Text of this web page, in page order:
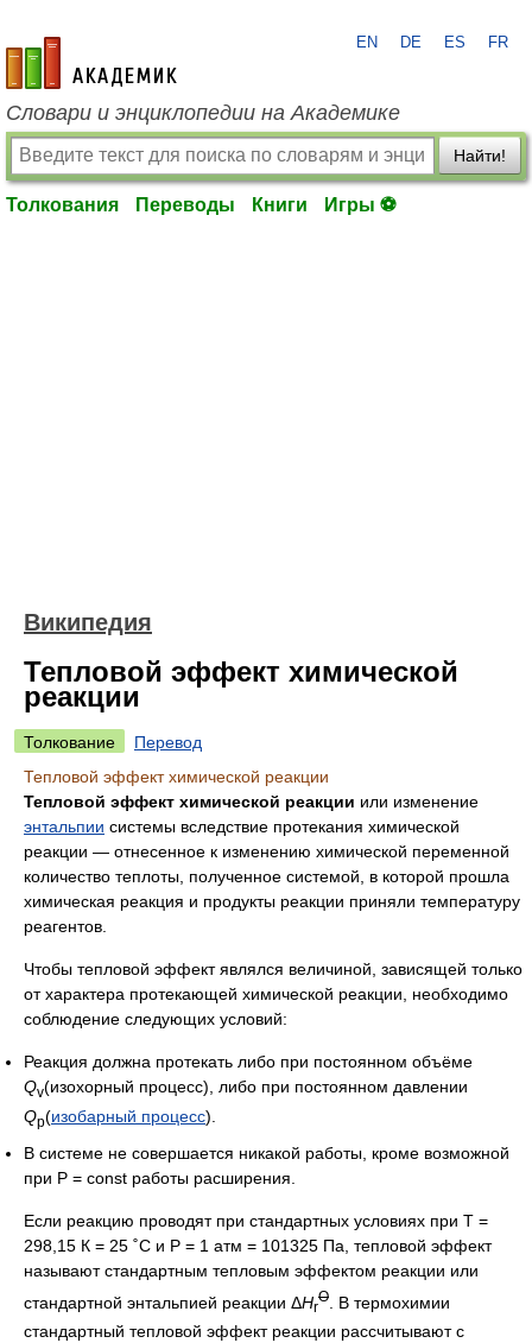
academic.ru
EN DE ES FR
Словари и энциклопедии на Академике
Найти!
Толкования Переводы Книги Игры ⚽
Википедия
Тепловой эффект химической
реакции
Толкование
Перевод
Тепловой эффект химической реакции
Тепловой эффект химической реакции или изменение
энтальпии системы вследствие протекания химической
реакции — отнесенное к изменению химической переменной
количество теплоты, полученное системой, в которой прошла
химическая реакция и продукты реакции приняли температуру
реагентов.
Чтобы тепловой эффект являлся величиной, зависящей только
от характера протекающей химической реакции, необходимо
соблюдение следующих условий:
Реакция должна протекать либо при постоянном объёме
Qv(изохорный процесс), либо при постоянном давлении
Qp(изобарный процесс).
В системе не совершается никакой работы, кроме возможной
при P = const работы расширения.
Если реакцию проводят при стандартных условиях при Т =
298,15 К = 25 ˚С и Р = 1 атм = 101325 Па, тепловой эффект
называют стандартным тепловым эффектом реакции или
стандартной энтальпией реакции ΔHr
O
. В термохимии
стандартный тепловой эффект реакции рассчитывают с